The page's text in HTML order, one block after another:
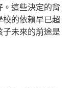
。這些決定的背
校的依賴早已超
子未來的前途是